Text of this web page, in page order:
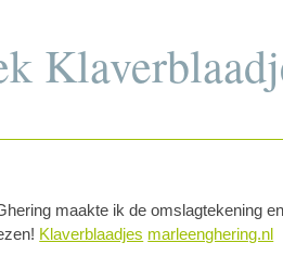
maakte ik de omslagtekening
Klaverblaadjes marleenghering.nl